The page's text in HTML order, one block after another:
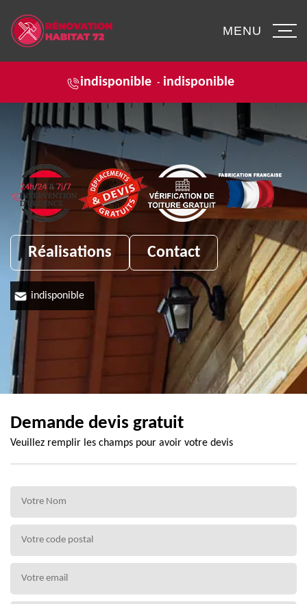
indisponible - indisponible
MENU
Réalisations Contact
indisponible
Demande devis gratuit
Veuillez remplir les champs pour avoir votre devis